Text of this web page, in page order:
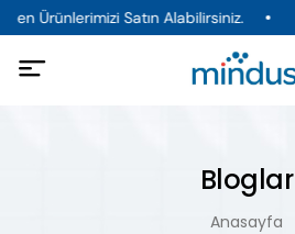
Ürünlerimizi Satın Alabilirsiniz.
Bloglar
Anasayfa